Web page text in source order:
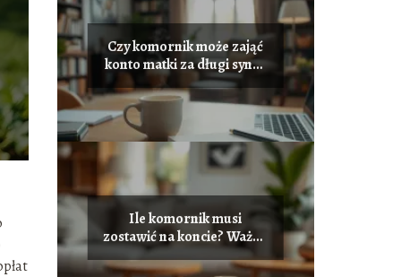
Czy komornik może zająć
konto matki za długi syna?
Wyjaśniamy!
Ile komornik musi
zostawić na koncie? Ważne
informacje dla dłużników